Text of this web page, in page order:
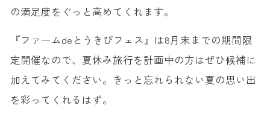
の満足度をぐっと高めてくれます。
『ファームdeとうきびフェス』は8月末までの期間限
定開催なので、夏休み旅行を計画中の方はぜひ候補に
加えてみてください。きっと忘れられない夏の思い出
を彩ってくれるはず。